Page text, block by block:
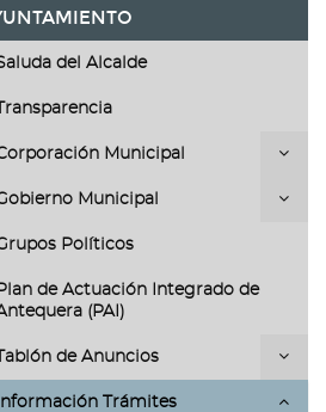
del Alcalde
Transparencia
Municipal
Municipal
Políticos
Plan de Actuación Integrado de
(PAI)
Tablón de Anuncios
Información Trámites